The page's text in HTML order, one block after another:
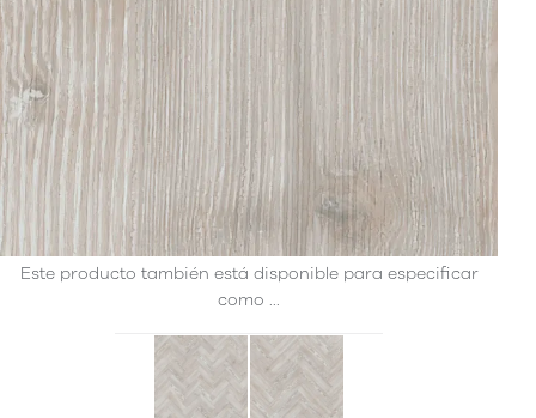
Este producto también está disponible para especificar
como ...